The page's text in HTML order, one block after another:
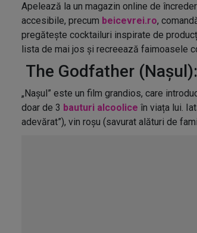
Apelează la un magazin online de
accesibile, precum beicevrei.ro,
pregătește cocktailuri inspirate de
lista de mai jos și recreează faimoasele
The Godfather
„Nașul” este un film grandios, care
doar de 3 bauturi alcoolice în viața lui.
adevărat”), vin roșu (savurat alături de